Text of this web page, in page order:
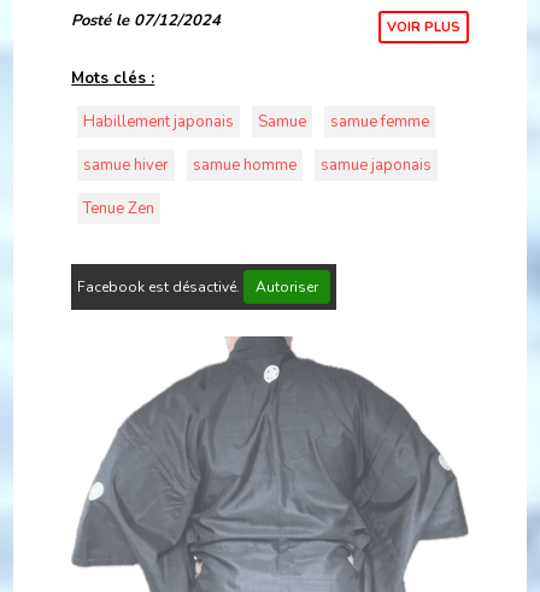
Posté le 07/12/2024 VOIR PLUS
Mots clés :
Habillement japonais
Samue
samue femme
samue hiver
samue homme
samue japonais
Tenue Zen
Facebook est désactivé. Autoriser